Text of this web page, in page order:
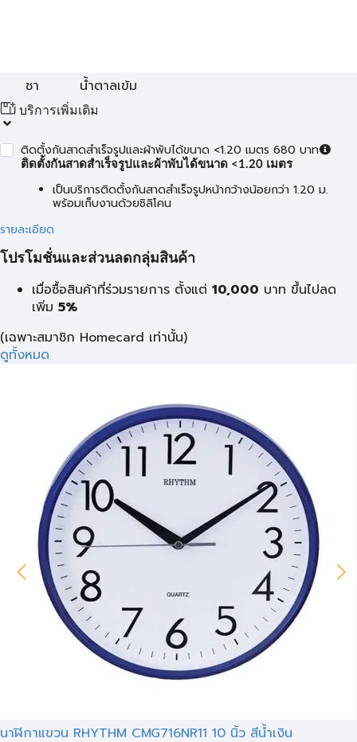
ชา น้ำตาลเข้ม
บริการเพิ่มเติม
ติดตั้งกันสาดสำเร็จรูปและผ้าพับได้ขนาด <1.20 เมตร 680 บาท
ติดตั้งกันสาดสำเร็จรูปและผ้าพับได้ขนาด <1.20 เมตร
เป็นบริการติดตั้งกันสาดสำเร็จรูปหน้ากว้างน้อยกว่า 1.20 ม.
พร้อมเก็บงานด้วยซิลิโคน
รายละเอียด
โปรโมชั่นและส่วนลดกลุ่มสินค้า
เมื่อซื้อสินค้าที่ร่วมรายการ ตั้งแต่ 10,000 บาท ขึ้นไปลด
เพิ่ม 5%
(เฉพาะสมาชิก Homecard เท่านั้น)
ดูทั้งหมด
นาฬิกาแขวน RHYTHM CMG716NR11 10 นิ้ว สีน้ำเงิน